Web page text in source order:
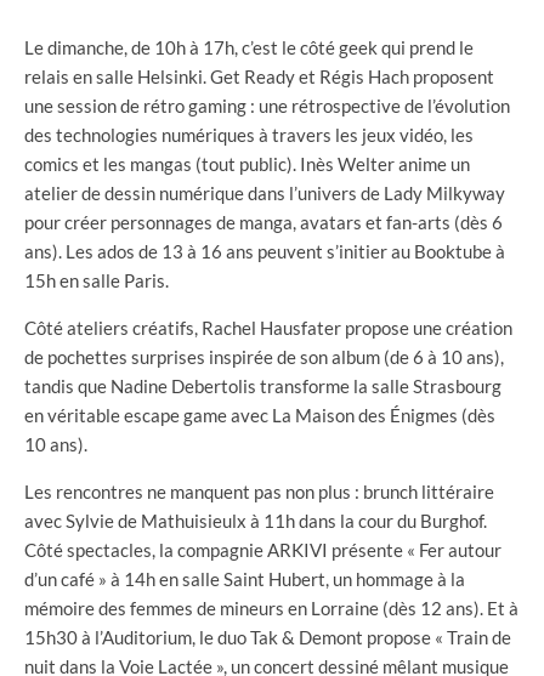
Le dimanche, de 10h à 17h, c’est le côté geek qui prend le
relais en salle Helsinki. Get Ready et Régis Hach proposent
une session de rétro gaming : une rétrospective de l’évolution
des technologies numériques à travers les jeux vidéo, les
comics et les mangas (tout public). Inès Welter anime un
atelier de dessin numérique dans l’univers de Lady Milkyway
pour créer personnages de manga, avatars et fan-arts (dès 6
ans). Les ados de 13 à 16 ans peuvent s’initier au Booktube à
15h en salle Paris.
Côté ateliers créatifs, Rachel Hausfater propose une création
de pochettes surprises inspirée de son album (de 6 à 10 ans),
tandis que Nadine Debertolis transforme la salle Strasbourg
en véritable escape game avec La Maison des Énigmes (dès
10 ans).
Les rencontres ne manquent pas non plus : brunch littéraire
avec Sylvie de Mathuisieulx à 11h dans la cour du Burghof.
Côté spectacles, la compagnie ARKIVI présente « Fer autour
d’un café » à 14h en salle Saint Hubert, un hommage à la
mémoire des femmes de mineurs en Lorraine (dès 12 ans). Et à
15h30 à l’Auditorium, le duo Tak & Demont propose « Train de
nuit dans la Voie Lactée », un concert dessiné mêlant musique